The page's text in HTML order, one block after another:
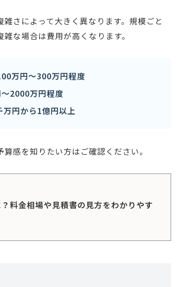
さによって大きく異なります。規模ごと
な場合は費用が高くなります。
万円〜300万円程度
2000万円程度
円から1億円以上
感を知りたい方はご確認ください。
料金相場や見積書の見方をわかりやす